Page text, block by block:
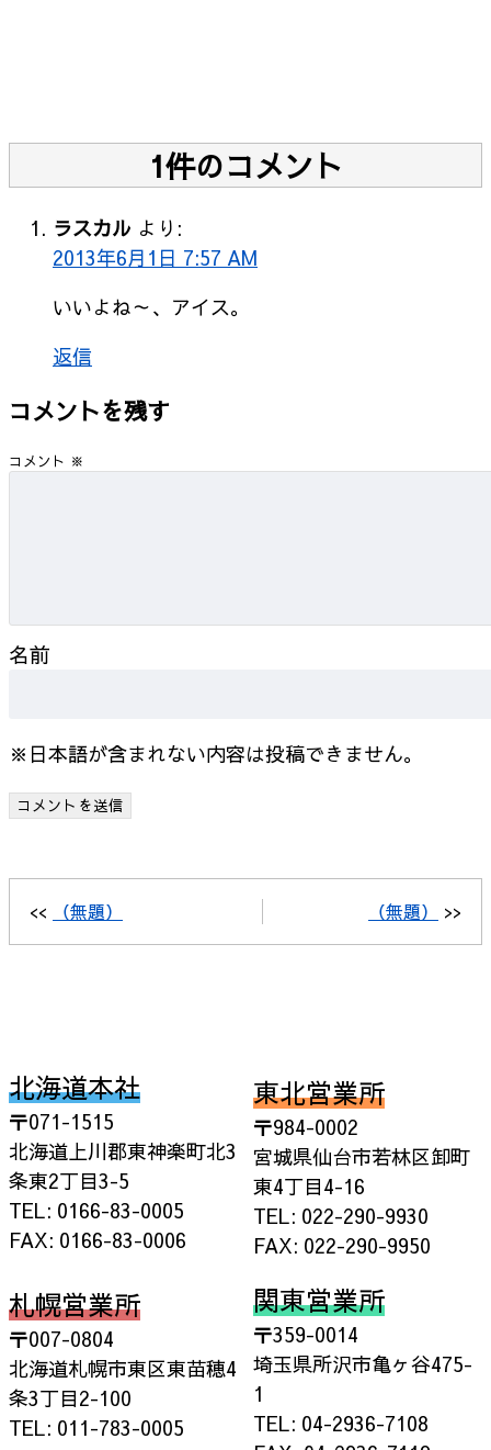
1件のコメント
ラスカル より:
2013年6月1日 7:57 AM
いいよね～、アイス。
返信
コメントを残す
コメント ※
名前
※日本語が含まれない内容は投稿できません。
<< （無題） （無題） >>
北海道本社
〒071-1515
北海道上川郡東神楽町北3
条東2丁目3-5
TEL: 0166-83-0005
FAX: 0166-83-0006
札幌営業所
〒007-0804
北海道札幌市東区東苗穂4
条3丁目2-100
TEL: 011-783-0005
東北営業所
〒984-0002
宮城県仙台市若林区卸町
東4丁目4-16
TEL: 022-290-9930
FAX: 022-290-9950
関東営業所
〒359-0014
埼玉県所沢市亀ヶ谷475-
1
TEL: 04-2936-7108